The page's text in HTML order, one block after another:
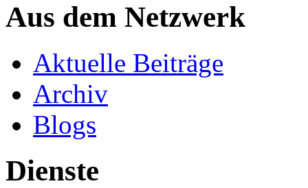
Aus dem Netzwerk
Aktuelle Beiträge
Archiv
Blogs
Dienste